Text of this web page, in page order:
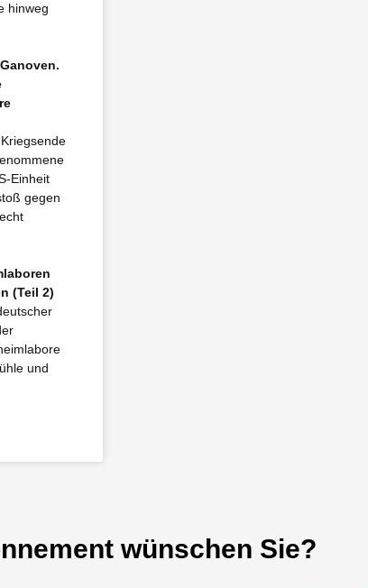
hinweg
Einheit
gegen
(Teil 2)
und
wünschen Sie?